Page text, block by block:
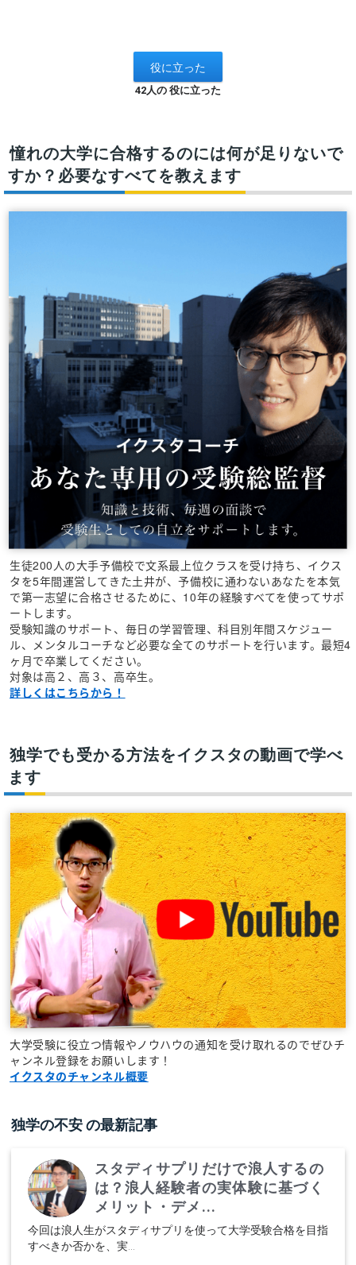
42人の 役に立った
憧れの大学に合格するのには何が足りないで
すか？必要なすべてを教えます
生徒200人の大手予備校で文系最上位クラスを受け持ち、イクス
タを5年間運営してきた土井が、予備校に通わないあなたを本気
で第一志望に合格させるために、10年の経験すべてを使ってサポ
ートします。
受験知識のサポート、毎日の学習管理、科目別年間スケジュー
ル、メンタルコーチなど必要な全てのサポートを行います。最短4
ヶ月で卒業してください。
対象は高２、高３、高卒生。
詳しくはこちらから！
独学でも受かる方法をイクスタの動画で学べ
ます
大学受験に役立つ情報やノウハウの通知を受け取れるのでぜひチ
ャンネル登録をお願いします！
イクスタのチャンネル概要
独学の不安の最新記事
スタディサプリだけで浪人するの
は？浪人経験者の実体験に基づく
メリット・デメ...
今回は浪人生がスタディサプリを使って大学受験合格を目指
すべきか否かを、実...